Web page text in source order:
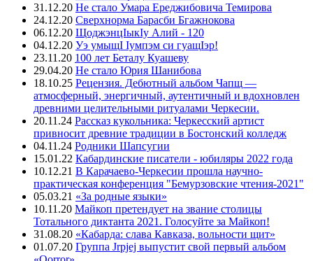
31.12.20 Не стало Умара Ереджибовича Темирова
24.12.20 Сверхнорма Барасби Бгажнокова
06.12.20 ЩоджэнцIыкIу Алий - 120
04.12.20 Уэ умыщI Iумпэм си гуащIэр!
23.11.20 100 лет Беталу Куашеву
29.04.20 Не стало Юрия Шанибова
18.10.25 Рецензия. Дебютный альбом Чапщ —
атмосферный, энергичный, аутентичный и вдохновлен
древними целительными ритуалами Черкесии.
20.11.24 Рассказ кукольника: Черкесский артист
привносит древние традиции в Бостонский колледж
04.11.24 Родники Шапсугии
15.01.22 Кабардинские писатели - юбиляры 2022 года
10.12.21 В Карачаево-Черкесии прошла научно-
практическая конференция "Бемурзовские чтения-2021"
05.03.21 «За родные языки»
10.11.20 Майкоп претендует на звание столицы
Тотального диктанта 2021. Голосуйте за Майкоп!
31.08.20 «Кабарда: слава Кавказа, вольности щит»
01.07.20 Группа Jrpjej выпустит свой первый альбом